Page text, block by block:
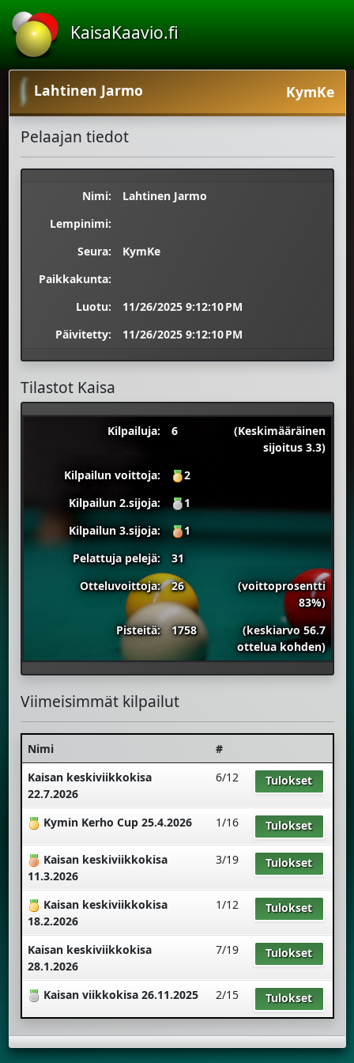
KaisaKaavio.fi
Lahtinen Jarmo KymKe
Pelaajan tiedot
Nimi:
Lahtinen Jarmo
Lempinimi:
Seura:
KymKe
Paikkakunta:
Luotu:
11/26/2025 9:12:10 PM
Päivitetty:
11/26/2025 9:12:10 PM
Tilastot Kaisa
Kilpailuja: 6
(Keskimääräinen
sijoitus 3.3)
Kilpailun voittoja:
2
Kilpailun 2.sijoja:
1
Kilpailun 3.sijoja:
1
Pelattuja pelejä:
31
Otteluvoittoja:
26
(voittoprosentti
83%)
Pisteitä:
1758
(keskiarvo 56.7
ottelua kohden)
Viimeisimmät kilpailut
Nimi
#
Kaisan keskiviikkokisa
22.7.2026
6/12 Tulokset
Kymin Kerho Cup 25.4.2026 1/16 Tulokset
Kaisan keskiviikkokisa
11.3.2026
3/19 Tulokset
Kaisan keskiviikkokisa
18.2.2026
1/12 Tulokset
Kaisan keskiviikkokisa
28.1.2026
7/19 Tulokset
Kaisan viikkokisa 26.11.2025 2/15 Tulokset